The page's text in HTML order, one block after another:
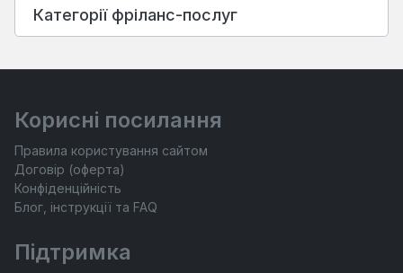
Категорії фріланс-послуг
Корисні посилання
Правила користування сайтом
Договір (оферта)
Конфіденційність
Блог, інструкції та FAQ
Підтримка